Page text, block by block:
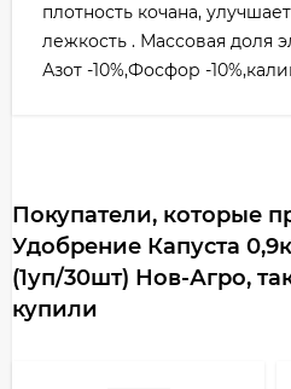
плотность кочана,
лежкость . Массовая доля
Азот -10%,Фосфор -
Покупатели, которые
Удобрение Капуста
(1уп/30шт) Нов-Агро,
купили